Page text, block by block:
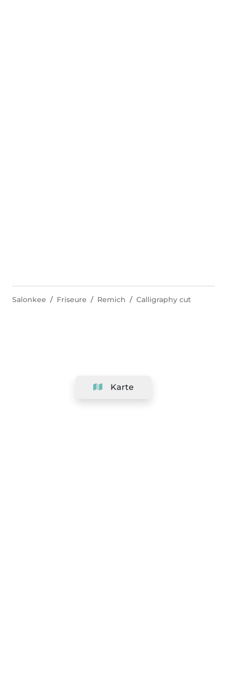
Karte
Salonkee Friseure Remich Calligraphy cut